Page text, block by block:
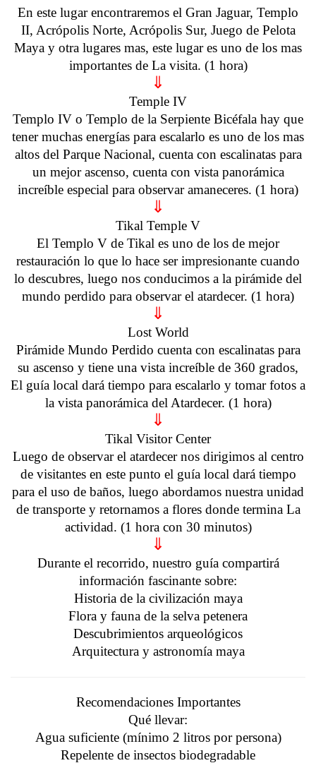
En este lugar encontraremos el Gran Jaguar, Templo
II, Acrópolis Norte, Acrópolis Sur, Juego de Pelota
Maya y otra lugares mas, este lugar es uno de los mas
importantes de La visita. (1 hora)
⇓
Temple IV
Templo IV o Templo de la Serpiente Bicéfala hay que
tener muchas energías para escalarlo es uno de los mas
altos del Parque Nacional, cuenta con escalinatas para
un mejor ascenso, cuenta con vista panorámica
increíble especial para observar amaneceres. (1 hora)
⇓
Tikal Temple V
El Templo V de Tikal es uno de los de mejor
restauración lo que lo hace ser impresionante cuando
lo descubres, luego nos conducimos a la pirámide del
mundo perdido para observar el atardecer. (1 hora)
⇓
Lost World
Pirámide Mundo Perdido cuenta con escalinatas para
su ascenso y tiene una vista increíble de 360 grados,
El guía local dará tiempo para escalarlo y tomar fotos a
la vista panorámica del Atardecer. (1 hora)
⇓
Tikal Visitor Center
Luego de observar el atardecer nos dirigimos al centro
de visitantes en este punto el guía local dará tiempo
para el uso de baños, luego abordamos nuestra unidad
de transporte y retornamos a flores donde termina La
actividad. (1 hora con 30 minutos)
⇓
Durante el recorrido, nuestro guía compartirá
información fascinante sobre:
Historia de la civilización maya
Flora y fauna de la selva petenera
Descubrimientos arqueológicos
Arquitectura y astronomía maya
Recomendaciones Importantes
Qué llevar:
Agua suficiente (mínimo 2 litros por persona)
Repelente de insectos biodegradable